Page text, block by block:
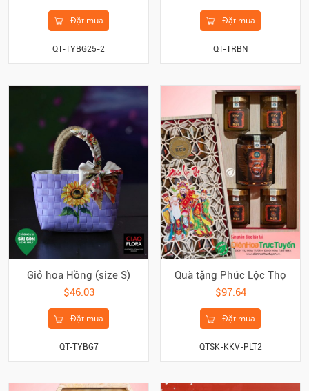
Đặt mua
QT-TYBG25-2
Đặt mua
QT-TRBN
Giỏ hoa Hồng (size S)
$46.03
Đặt mua
QT-TYBG7
Quà tặng Phúc Lộc Thọ
$97.64
Đặt mua
QTSK-KKV-PLT2